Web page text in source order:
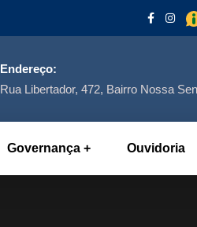
Endereço:
Rua Libertador, 472, Bairro Nossa
Governança Ouvidoria